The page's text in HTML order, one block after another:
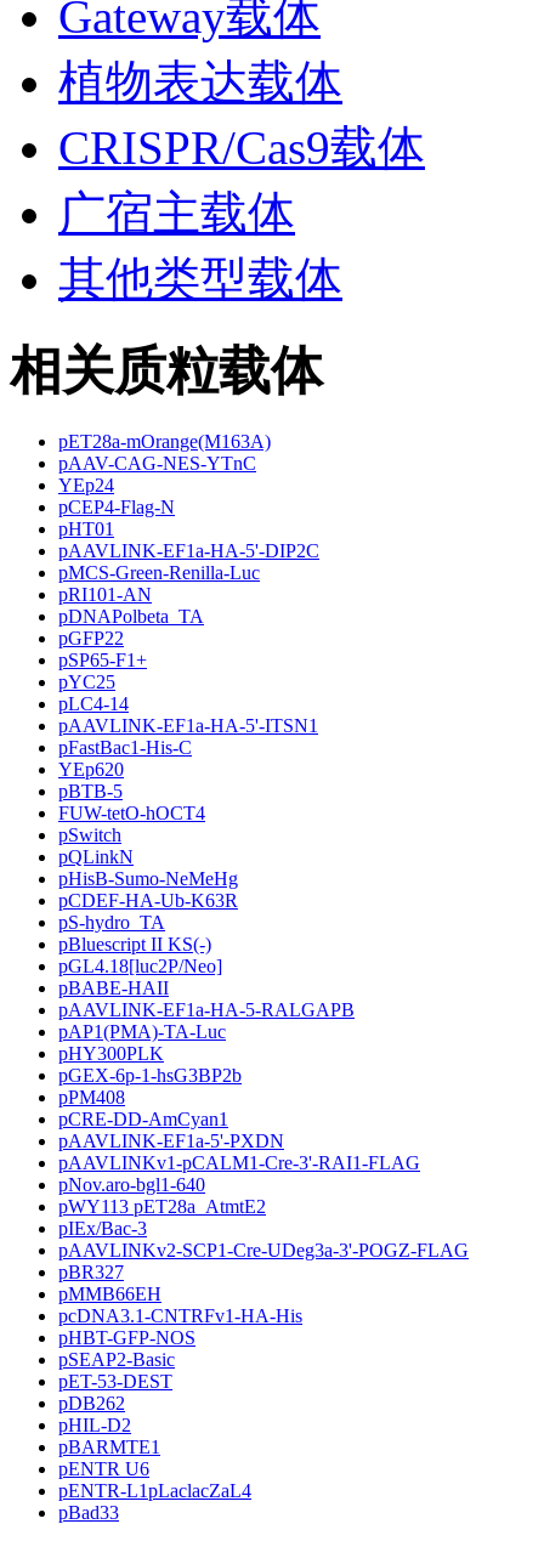
Gateway载体
植物表达载体
CRISPR/Cas9载体
广宿主载体
其他类型载体
相关质粒载体
pET28a-mOrange(M163A)
pAAV-CAG-NES-YTnC
YEp24
pCEP4-Flag-N
pHT01
pAAVLINK-EF1a-HA-5'-DIP2C
pMCS-Green-Renilla-Luc
pRI101-AN
pDNAPolbeta_TA
pGFP22
pSP65-F1+
pYC25
pLC4-14
pAAVLINK-EF1a-HA-5'-ITSN1
pFastBac1-His-C
YEp620
pBTB-5
FUW-tetO-hOCT4
pSwitch
pQLinkN
pHisB-Sumo-NeMeHg
pCDEF-HA-Ub-K63R
pS-hydro_TA
pBluescript II KS(-)
pGL4.18[luc2P/Neo]
pBABE-HAII
pAAVLINK-EF1a-HA-5-RALGAPB
pAP1(PMA)-TA-Luc
pHY300PLK
pGEX-6p-1-hsG3BP2b
pPM408
pCRE-DD-AmCyan1
pAAVLINK-EF1a-5'-PXDN
pAAVLINKv1-pCALM1-Cre-3'-RAI1-FLAG
pNov.aro-bgl1-640
pWY113 pET28a_AtmtE2
pIEx/Bac-3
pAAVLINKv2-SCP1-Cre-UDeg3a-3'-POGZ-FLAG
pBR327
pMMB66EH
pcDNA3.1-CNTRFv1-HA-His
pHBT-GFP-NOS
pSEAP2-Basic
pET-53-DEST
pDB262
pHIL-D2
pBARMTE1
pENTR U6
pENTR-L1pLaclacZaL4
pBad33